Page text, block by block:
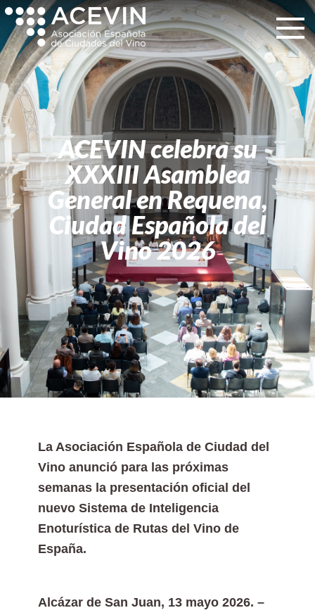
ACEVIN celebra su
XXXIII Asamblea
General en Requena,
Ciudad Española del
Vino 2026
La Asociación Española de Ciudad del
Vino anunció para las próximas
semanas la presentación oficial del
nuevo Sistema de Inteligencia
Enoturística de Rutas del Vino de
España.
Alcázar de San Juan, 13 mayo 2026. –